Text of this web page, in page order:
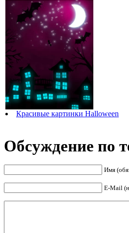
Красивые картинки Halloween
Обсуждение по
Имя
E-Mail